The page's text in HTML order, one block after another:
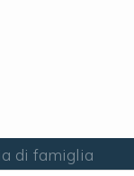
di famiglia